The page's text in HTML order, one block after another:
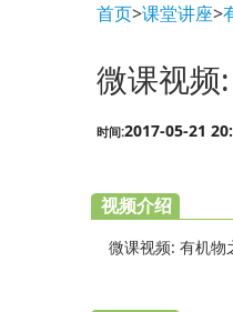
首页>课堂讲座>
微课视频
时间:2017-05-21
视频介绍
微课视频: 有机物